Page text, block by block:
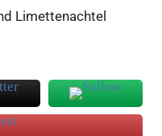
Limettenachtel